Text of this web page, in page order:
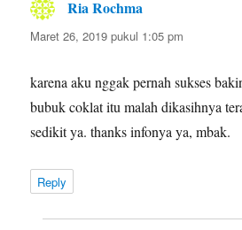
Ria Rochma
Maret 26, 2019 pukul 1:05 pm
karena aku nggak pernah sukses
bubuk coklat itu malah dikasihnya
sedikit ya. thanks infonya ya, mbak.
Reply